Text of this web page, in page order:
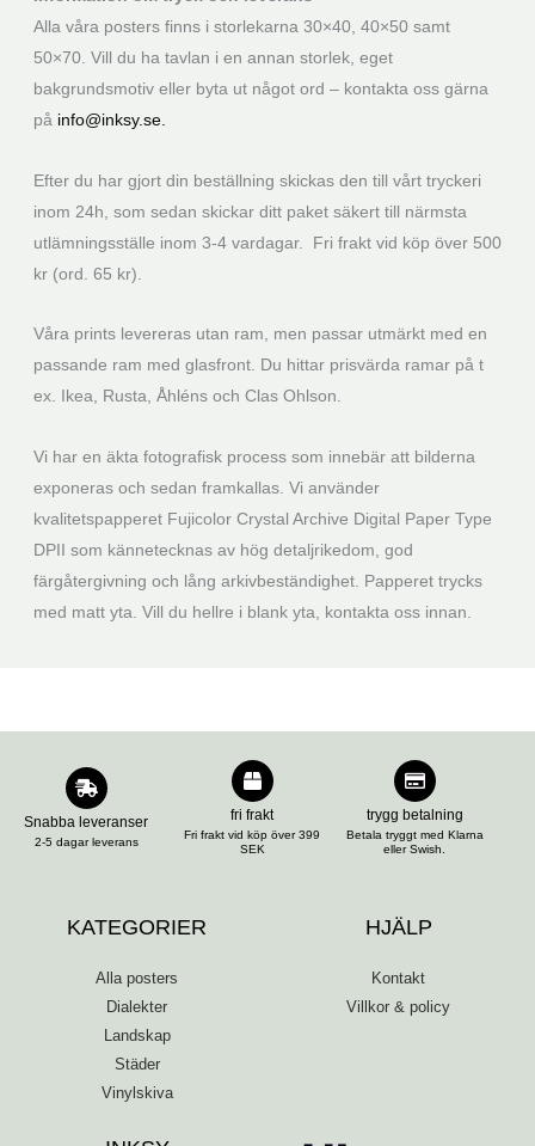
Alla våra posters finns i storlekarna 30×40, 40×50 samt
50×70. Vill du ha tavlan i en annan storlek, eget
bakgrundsmotiv eller byta ut något ord – kontakta oss gärna
på info@inksy.se.
Efter du har gjort din beställning skickas den till vårt tryckeri
inom 24h, som sedan skickar ditt paket säkert till närmsta
utlämningsställe inom 3-4 vardagar. Fri frakt vid köp över 500
kr (ord. 65 kr).
Våra prints levereras utan ram, men passar utmärkt med en
passande ram med glasfront. Du hittar prisvärda ramar på t
ex. Ikea, Rusta, Åhléns och Clas Ohlson.
Vi har en äkta fotografisk process som innebär att bilderna
exponeras och sedan framkallas. Vi använder
kvalitetspapperet Fujicolor Crystal Archive Digital Paper Type
DPII som kännetecknas av hög detaljrikedom, god
färgåtergivning och lång arkivbeständighet. Papperet trycks
med matt yta. Vill du hellre i blank yta, kontakta oss innan.
Snabba leveranser
2-5 dagar leverans
fri frakt
Fri frakt vid köp över 399
SEK
trygg betalning
Betala tryggt med Klarna
eller Swish.
KATEGORIER
Alla posters
Dialekter
Landskap
Städer
Vinylskiva
HJÄLP
Kontakt
Villkor & policy